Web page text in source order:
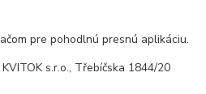
pre pohodlnú presnú aplikáciu.
s.r.o., Třebíčska 1844/20